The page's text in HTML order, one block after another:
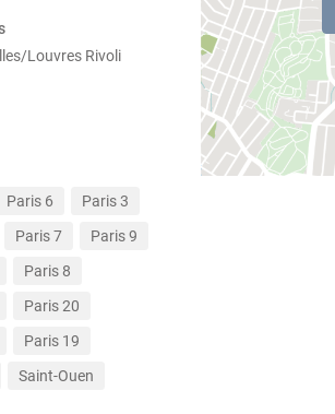
Louvres Rivoli
Paris 6
Paris 3
Paris 7
Paris 9
Paris 8
Paris 20
Paris 19
Saint-Ouen